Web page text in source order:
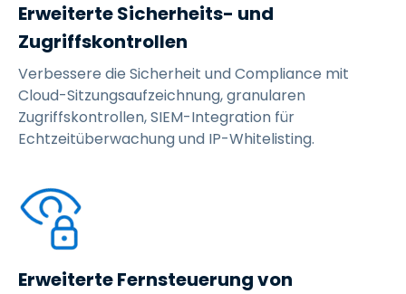
Erweiterte Sicherheits- und
Zugriffskontrollen
Verbessere die Sicherheit und Compliance mit
Cloud-Sitzungsaufzeichnung, granularen
Zugriffskontrollen, SIEM-Integration für
Echtzeitüberwachung und IP-Whitelisting.
Erweiterte Fernsteuerung von